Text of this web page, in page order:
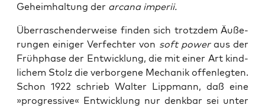
Geheim­hal­tung der arca­na imperii.
Über­ra­schen­der­wei­se fin­den sich trotz­dem Äuße­
run­gen eini­ger Ver­fech­ter von soft poweraus der
Früh­pha­se der Ent­wick­lung, die mit einer Art kind­
li­chem Stolz die ver­bor­ge­ne Mecha­nik offen­leg­ten.
Schon 1922 schrieb Wal­ter Lipp­mann, daß eine
»pro­gres­si­ve« Ent­wick­lung nur denk­bar sei unter